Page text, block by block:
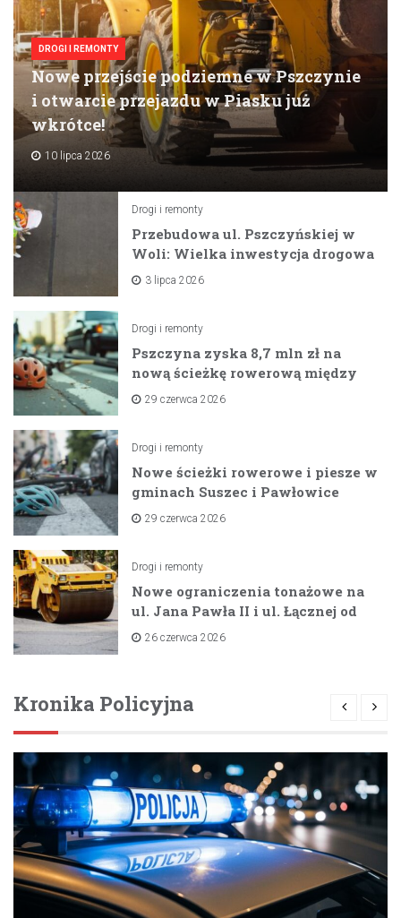
DROGI I REMONTY
Nowe przejście podziemne w Pszczynie
i otwarcie przejazdu w Piasku już
wkrótce!
10 lipca 2026
Drogi i remonty
Przebudowa ul. Pszczyńskiej w
Woli: Wielka inwestycja drogowa
na horyzoncie
3 lipca 2026
Drogi i remonty
Pszczyna zyska 8,7 mln zł na
nową ścieżkę rowerową między
zaporami
29 czerwca 2026
Drogi i remonty
Nowe ścieżki rowerowe i piesze w
gminach Suszec i Pawłowice
dzięki unijnemu wsparciu
29 czerwca 2026
Drogi i remonty
Nowe ograniczenia tonażowe na
ul. Jana Pawła II i ul. Łącznej od
lipca 2026 roku
26 czerwca 2026
Kronika Policyjna